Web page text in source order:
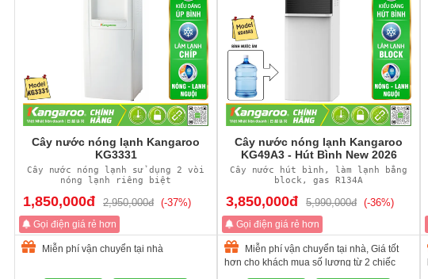
Cây nước nóng lạnh Kangaroo
KG3331
Cây nước nóng lạnh sử dụng 2 vòi
nóng lạnh riêng biệt
1,850,000đ 2,950,000đ (-37%)
Gọi điện giá rẻ hơn
Miễn phí vận chuyển tại nhà
Cây nước nóng lạnh Kangaroo
KG49A3 - Hút Bình New 2026
Cây nước hút bình, làm lạnh bằng
block, gas R134A
3,850,000đ 5,990,000đ (-36%)
Gọi điện giá rẻ hơn
Miễn phí vận chuyển tại nhà, Giá tốt
hơn cho khách mua số lượng từ 2 chiếc